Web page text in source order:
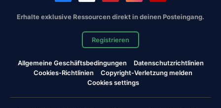
Erhalte exklusive Ressourcen direkt in deinen Posteingang.
Registrieren
Allgemeine Geschäftsbedingungen
Datenschutzrichtlinien
Cookies-Richtlinien
Copyright-Verletzung melden
Cookies settings